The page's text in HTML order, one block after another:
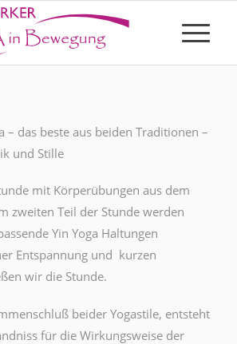
– das beste aus beiden Traditionen –
und Stille
mit Körperübungen aus dem
zweiten Teil der Stunde werden
Yin Yoga Haltungen
Entspannung und kurzen
wir die Stunde.
beider Yogastile, entsteht
für die Wirkungsweise der